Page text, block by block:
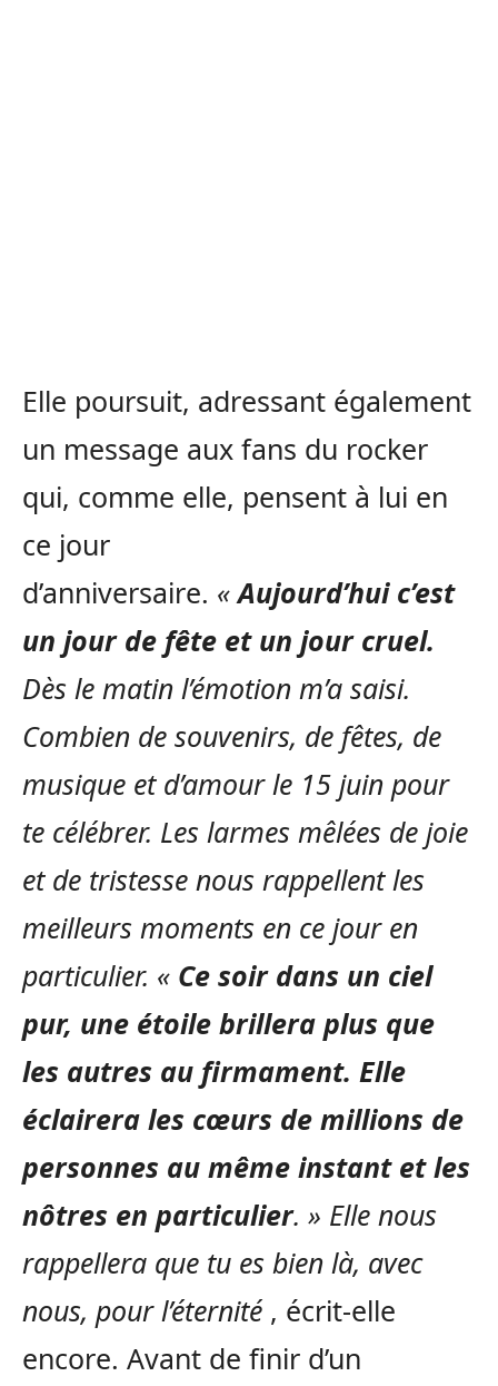
Elle poursuit, adressant également
un message aux fans du rocker
qui, comme elle, pensent à lui en
ce jour
d’anniversaire. «Aujourd’hui c’est
un jour de fête et un jour cruel.
Dès le matin l’émotion m’a saisi.
Combien de souvenirs, de fêtes, de
musique et d’amour le 15 juin pour
te célébrer. Les larmes mêlées de joie
et de tristesse nous rappellent les
meilleurs moments en ce jour en
particulier. « Ce soir dans un ciel
pur, une étoile brillera plus que
les autres au firmament. Elle
éclairera les cœurs de millions de
personnes au même instant et les
nôtres en particulier. » Elle nous
rappellera que tu es bien là, avec
nous, pour l’éternité , écrit-elle
encore. Avant de finir d’un